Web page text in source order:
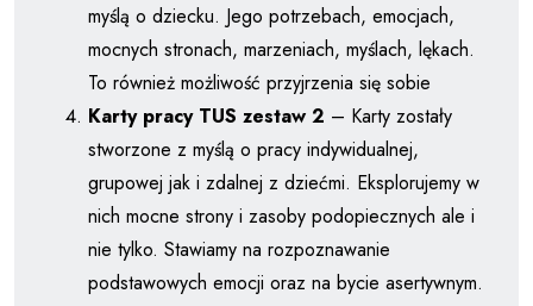
myślą o dziecku. Jego potrzebach, emocjach,
mocnych stronach, marzeniach, myślach, lękach.
To również możliwość przyjrzenia się sobie
Karty pracy TUS zestaw 2 – Karty zostały
stworzone z myślą o pracy indywidualnej,
grupowej jak i zdalnej z dziećmi. Eksplorujemy w
nich mocne strony i zasoby podopiecznych ale i
nie tylko. Stawiamy na rozpoznawanie
podstawowych emocji oraz na bycie asertywnym.